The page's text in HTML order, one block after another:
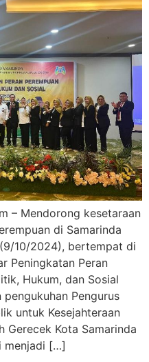
– Mendorong kesetaraan
di Samarinda
10/2024), bertempat di
Peningkatan Peran
Hukum, dan Sosial
Pengurus
untuk Kesejahteraan
Gerecek Kota Samarinda
menjadi […]